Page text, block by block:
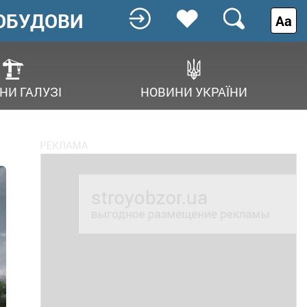
ГАЛУЗІ НОВИНИ УКРАЇНИ
Аа